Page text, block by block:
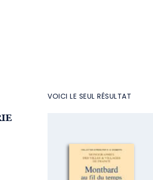
VOICI LE SEUL RÉSULTAT